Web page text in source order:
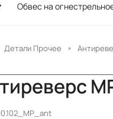
Обвес на
Детали Прочее